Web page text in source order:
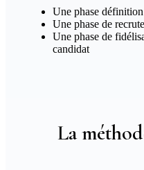
Une phase
Une phase de
Une phase de
candidat
La